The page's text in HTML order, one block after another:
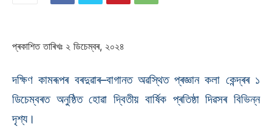
প্ৰকাশিত তাৰিখঃ ২ ডিচেম্বৰ, ২০২৪
দক্ষিণ কামৰূপৰ বৰদুৱাৰ–বাগানত অৱস্থিত প্ৰজ্ঞান কলা কেন্দ্ৰৰ ১
ডিচেম্বৰত অনুষ্ঠিত হোৱা দ্বিতীয় বাৰ্ষিক প্ৰতিষ্ঠা দিৱসৰ বিভিন্ন
দৃশ্য।